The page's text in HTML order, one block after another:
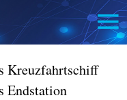
Kreuzfahrtschiff
Endstation